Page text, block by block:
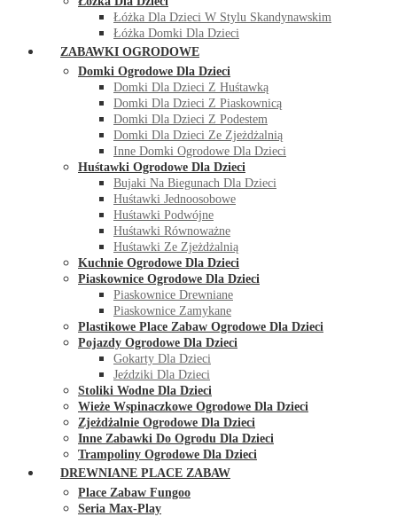
Łóżka Dla Dzieci W Stylu Skandynawskim
Łóżka Domki Dla Dzieci
ZABAWKI OGRODOWE
Domki Ogrodowe Dla Dzieci
Domki Dla Dzieci Z Huśtawką
Domki Dla Dzieci Z Piaskownicą
Domki Dla Dzieci Z Podestem
Domki Dla Dzieci Ze Zjeżdżalnią
Inne Domki Ogrodowe Dla Dzieci
Huśtawki Ogrodowe Dla Dzieci
Bujaki Na Biegunach Dla Dzieci
Huśtawki Jednoosobowe
Huśtawki Podwójne
Huśtawki Równoważne
Huśtawki Ze Zjeżdżalnią
Kuchnie Ogrodowe Dla Dzieci
Piaskownice Ogrodowe Dla Dzieci
Piaskownice Drewniane
Piaskownice Zamykane
Plastikowe Place Zabaw Ogrodowe Dla Dzieci
Pojazdy Ogrodowe Dla Dzieci
Gokarty Dla Dzieci
Jeździki Dla Dzieci
Stoliki Wodne Dla Dzieci
Wieże Wspinaczkowe Ogrodowe Dla Dzieci
Zjeżdżalnie Ogrodowe Dla Dzieci
Inne Zabawki Do Ogrodu Dla Dzieci
Trampoliny Ogrodowe Dla Dzieci
DREWNIANE PLACE ZABAW
Place Zabaw Fungoo
Seria Max-Play